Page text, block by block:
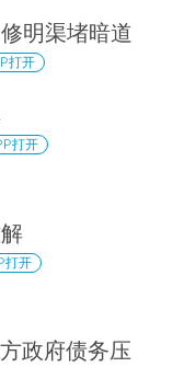
明渠堵暗道
打开
打开
打开
政府债务压